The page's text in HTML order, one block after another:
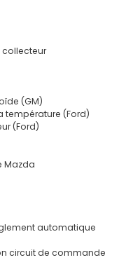
collecteur
(GM)
température (Ford)
(Ford)
Mazda
automatique
circuit de commande